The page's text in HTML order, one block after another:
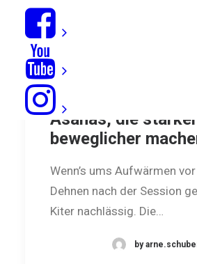
Yoga für Kiter: neun
Asanas, die
beweglicher
Wenn’s ums Aufwärmen
Dehnen nach der Session
Kiter nachlässig. Die…
by